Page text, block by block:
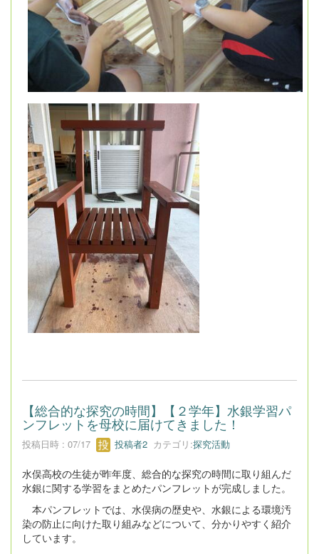
【総合的な探究の時間】【２学年】水銀学習パ
ンフレットを母校に届けてきました！
投稿日時 : 07/17 投稿者2 カテゴリ:探究活動
水俣高校の生徒が昨年度、総合的な探究の時間に取り組んだ
水銀に関する学習をまとめたパンフレットが完成しました。
本パンフレットでは、水俣病の歴史や、水銀による環境汚
染の防止に向けた取り組みなどについて、分かりやすく紹介
しています。